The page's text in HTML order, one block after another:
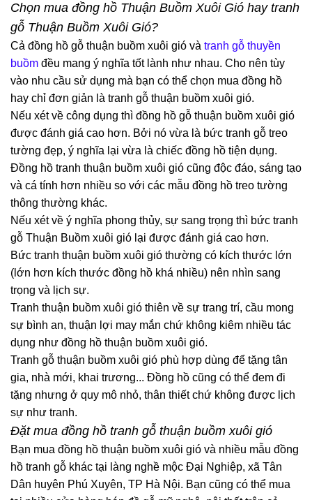
Chọn mua đồng hồ Thuận Buồm Xuôi Gió hay tranh
gỗ Thuận Buồm Xuôi Gió?
Cả đồng hồ gỗ thuận buồm xuôi gió và tranh gỗ thuyền
buồm đều mang ý nghĩa tốt lành như nhau. Cho nên tùy
vào nhu cầu sử dụng mà bạn có thể chọn mua đồng hồ
hay chỉ đơn giản là tranh gỗ thuận buồm xuôi gió.
Nếu xét về công dụng thì đồng hồ gỗ thuận buồm xuôi gió
được đánh giá cao hơn. Bởi nó vừa là bức tranh gỗ treo
tường đẹp, ý nghĩa lại vừa là chiếc đồng hồ tiện dụng.
Đồng hồ tranh thuận buồm xuôi gió cũng độc đáo, sáng tạo
và cá tính hơn nhiều so với các mẫu đồng hồ treo tường
thông thường khác.
Nếu xét về ý nghĩa phong thủy, sự sang trọng thì bức tranh
gỗ Thuận Buồm xuôi gió lại được đánh giá cao hơn.
Bức tranh thuận buồm xuôi gió thường có kích thước lớn
(lớn hơn kích thước đồng hồ khá nhiều) nên nhìn sang
trọng và lịch sự.
Tranh thuận buồm xuôi gió thiên về sự trang trí, cầu mong
sự bình an, thuận lợi may mắn chứ không kiêm nhiều tác
dụng như đồng hồ thuận buồm xuôi gió.
Tranh gỗ thuận buồm xuôi gió phù hợp dùng để tặng tân
gia, nhà mới, khai trương... Đồng hồ cũng có thể đem đi
tặng nhưng ở quy mô nhỏ, thân thiết chứ không được lịch
sự như tranh.
Đặt mua đồng hồ tranh gỗ thuận buồm xuôi gió
Bạn mua đồng hồ thuận buồm xuôi gió và nhiều mẫu đồng
hồ tranh gỗ khác tại làng nghề mộc Đại Nghiệp, xã Tân
Dân huyên Phú Xuyên, TP Hà Nội. Bạn cũng có thể mua